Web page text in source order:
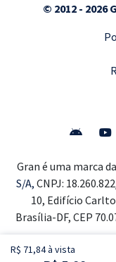
R$ 71,84 à vista
© 2012 - 2026
Gran é uma marca
S/A, CNPJ:
10, Edifício
Brasília-DF, CEP